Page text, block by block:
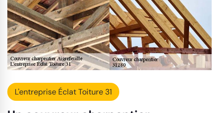
L'entreprise Éclat Toiture 31